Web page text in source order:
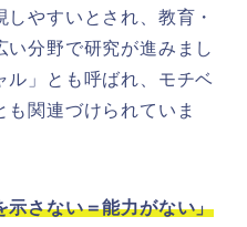
やすいとされ、教育・
い分野で研究が進みまし
ル」とも呼ばれ、モチベ
関連づけられていま
示さない＝能力がない」